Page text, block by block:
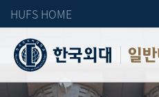
HUFS HOME
일